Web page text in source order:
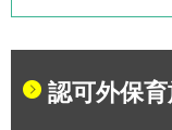
認可外保